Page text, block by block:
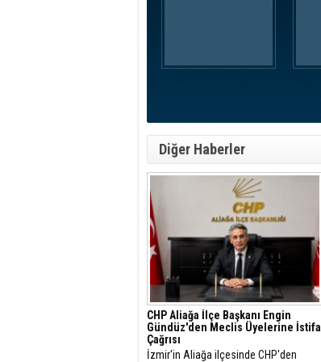
Diğer Haberler
CHP Aliağa İlçe Başkanı Engin
Gündüz'den Meclis Üyelerine İstifa
Çağrısı
İzmir'in Aliağa ilçesinde CHP'den